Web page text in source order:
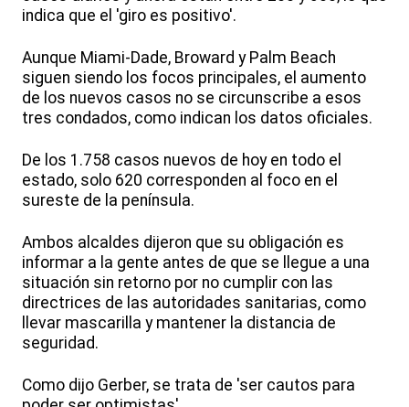
indica que el 'giro es positivo'.
Aunque Miami-Dade, Broward y Palm Beach
siguen siendo los focos principales, el aumento
de los nuevos casos no se circunscribe a esos
tres condados, como indican los datos oficiales.
De los 1.758 casos nuevos de hoy en todo el
estado, solo 620 corresponden al foco en el
sureste de la península.
Ambos alcaldes dijeron que su obligación es
informar a la gente antes de que se llegue a una
situación sin retorno por no cumplir con las
directrices de las autoridades sanitarias, como
llevar mascarilla y mantener la distancia de
seguridad.
Como dijo Gerber, se trata de 'ser cautos para